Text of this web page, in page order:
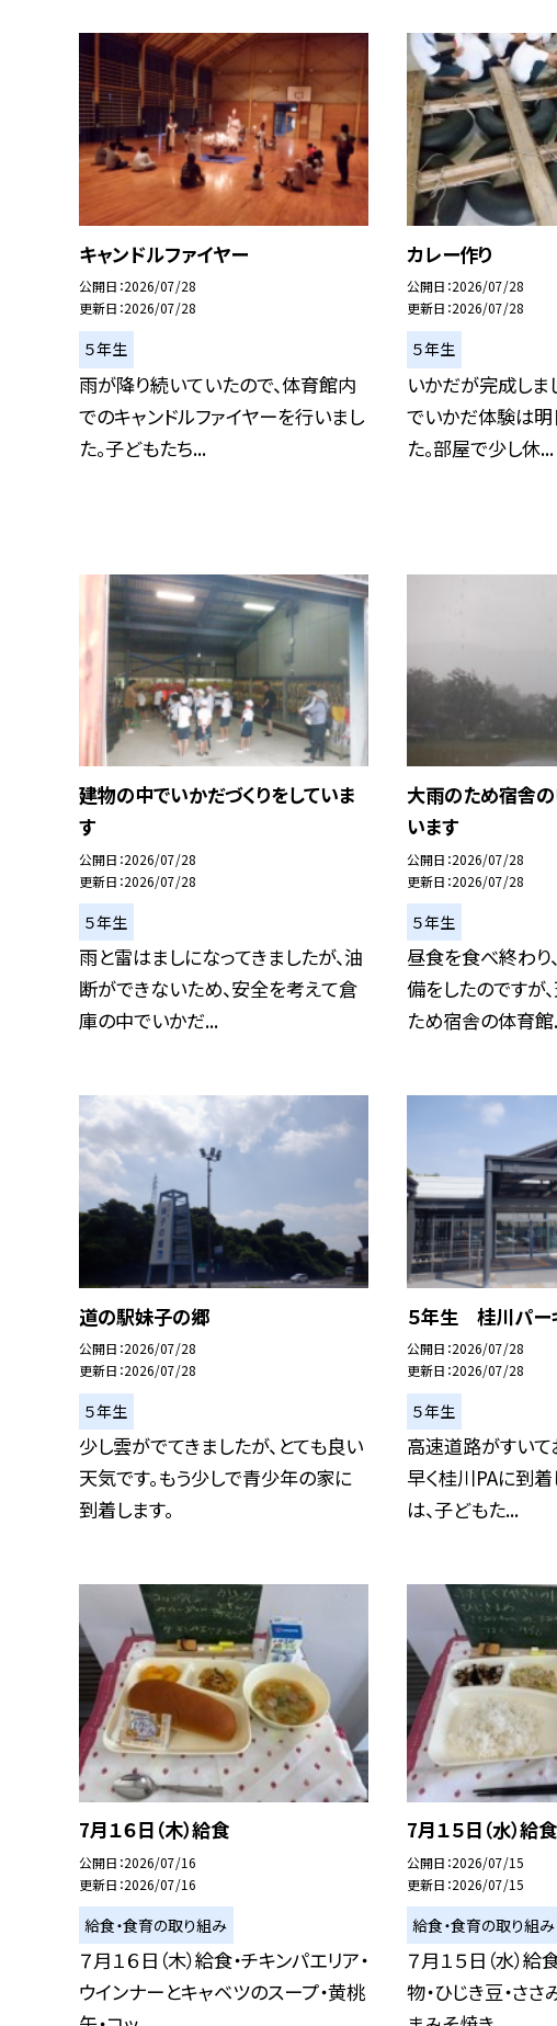
キャンドルファイヤー
公開日 2026/07/28
更新日 2026/07/28
５年生
雨が降り続いていたので、体育館内
でのキャンドルファイヤーを行いまし
た。子どもたち...
カレー作り
公開日 2026/07/28
更新日 2026/07/28
５年生
いかだが完成しま
でいかだ体験は明
た。部屋で少し休...
建物の中でいかだづくりをしていま
す
公開日 2026/07/28
更新日 2026/07/28
５年生
雨と雷はましになってきましたが、油
断ができないため、安全を考えて倉
庫の中でいかだ...
大雨のため宿舎
います
公開日 2026/07/28
更新日 2026/07/28
５年生
昼食を食べ終わり
備をしたのですが
ため宿舎の体育館
道の駅妹子の郷
公開日 2026/07/28
更新日 2026/07/28
５年生
少し雲がでてきましたが、とても良い
天気です。もう少しで青少年の家に
到着します。
５年生 桂川パー
公開日 2026/07/28
更新日 2026/07/28
５年生
高速道路がすいて
早く桂川PAに到着
は、子どもた...
7月１６日（木）給食
公開日 2026/07/16
更新日 2026/07/16
給食・食育の取り組み
７月１６日（木）給食・チキンパエリア・
ウインナーとキャベツのスープ・黄桃
7月１５日（水）給食
公開日 2026/07/15
更新日 2026/07/15
給食・食育の取り組み
７月１５日（水）
物・ひじき豆・さ